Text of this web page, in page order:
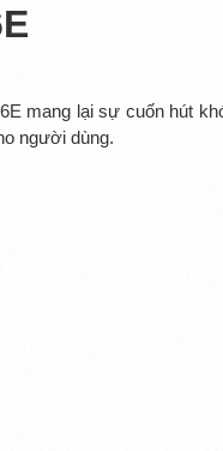
mang lại sự cuốn hút
người dùng.